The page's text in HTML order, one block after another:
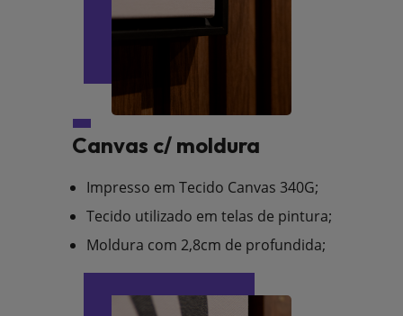
Canvas c/ moldura
Impresso em Tecido Canvas 340G;
Tecido utilizado em telas de pintura;
Moldura com 2,8cm de profundida;